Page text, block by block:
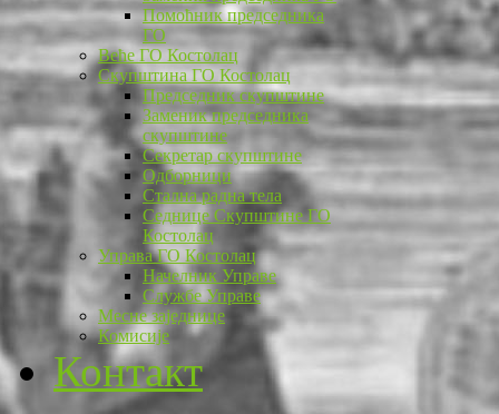
Помоћник председника
ГО
Веће ГО Костолац
Скупштина ГО Костолац
Председник скупштине
Заменик председника
скупштине
Секретар скупштине
Одборници
Стална радна тела
Седнице Скупштине ГО
Костолац
Управа ГО Костолац
Начелник Управе
Службе Управе
Месне заједнице
Комисије
Контакт